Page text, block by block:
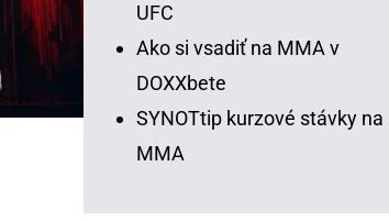
UFC
Ako si vsadiť na MMA v
DOXXbete
SYNOTtip kurzové stávky na
MMA